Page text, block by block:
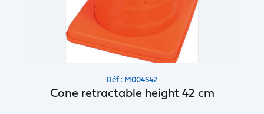
Réf : M004S42
Cone retractable height 42 cm